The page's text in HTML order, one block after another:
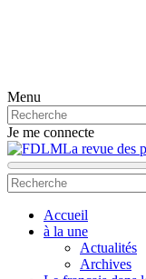
Menu
Je me connecte
La revue des
Accueil
à la une
Actualités
Archives